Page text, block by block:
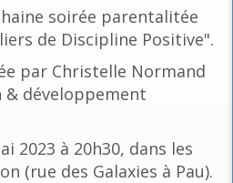
soirée parentalitée
de Discipline Positive".
par Christelle Normand
& développement
2023 à 20h30, dans les
(rue des Galaxies à Pau).